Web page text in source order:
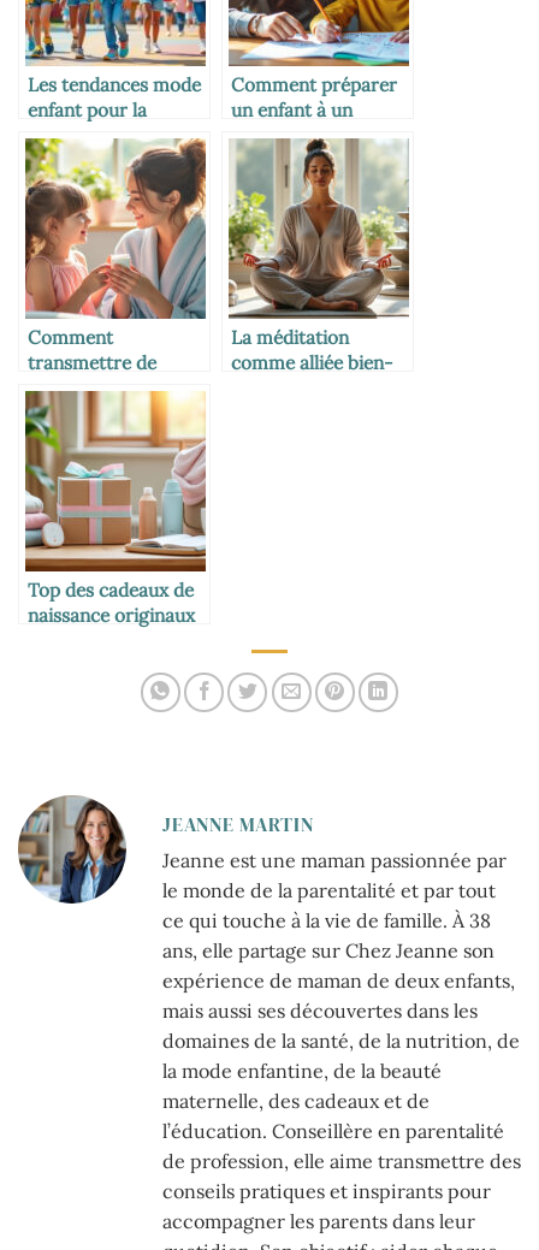
Les tendances mode
enfant pour la
rentrée scolaire
Comment préparer
un enfant à un
examen
Comment
transmettre de
bonnes habitudes
beauté à sa fille
La méditation
comme alliée bien-
Top des cadeaux de
naissance originaux
JEANNE MARTIN
Jeanne est une maman passionnée par
le monde de la parentalité et par tout
ce qui touche à la vie de famille. À 38
ans, elle partage sur Chez Jeanne son
expérience de maman de deux enfants,
mais aussi ses découvertes dans les
domaines de la santé, de la nutrition, de
la mode enfantine, de la beauté
maternelle, des cadeaux et de
l’éducation. Conseillère en parentalité
de profession, elle aime transmettre des
conseils pratiques et inspirants pour
accompagner les parents dans leur